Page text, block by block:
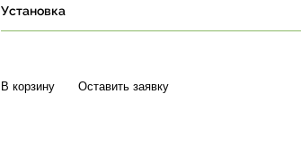
Установка
В корзину Оставить заявку